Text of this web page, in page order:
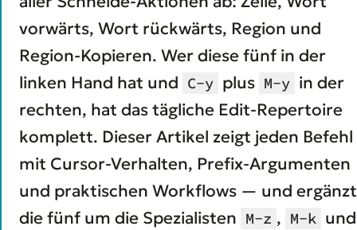
vorwärts, Wort rückwärts, Region und
Region-Kopieren. Wer diese fünf in der
linken Hand hat und C-y plus M-y in der
rechten, hat das tägliche Edit-Repertoire
komplett. Dieser Artikel zeigt jeden Befehl
mit Cursor-Verhalten, Prefix-Argumenten
und praktischen Workflows — und ergänzt
die fünf um die Spezialisten M-z , M-k und